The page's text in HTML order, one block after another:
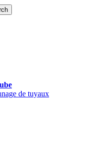
de tuyaux